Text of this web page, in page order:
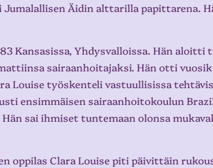
Jumalallisen Äidin alttarilla papittarena.
Kansasissa, Yhdysvalloissa. Hän
sairaanhoitajaksi. Hän otti
Louise työskenteli vastuullisissa
ensimmäisen sairaanhoitokoulun
sai ihmiset tuntemaan olonsa
oppilas Clara Louise piti päivittäin